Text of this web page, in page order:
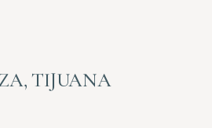
TIJUANA